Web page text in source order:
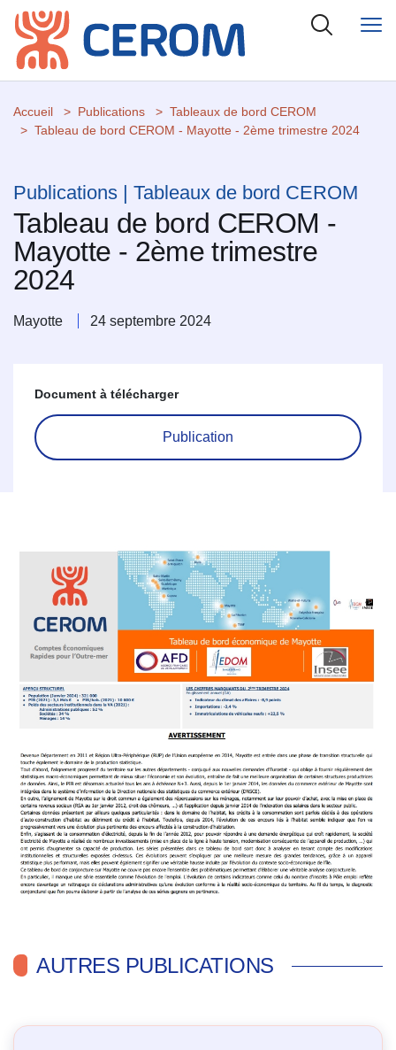
Accueil Publications
Tableaux de bord CEROM
Tableau de bord CEROM - Mayotte - 2ème trimestre 2024
Publications | Tableaux de bord CEROM
Tableau de bord CEROM -
Mayotte - 2ème trimestre
2024
Mayotte 24 septembre 2024
Document à télécharger
Publication
AUTRES PUBLICATIONS